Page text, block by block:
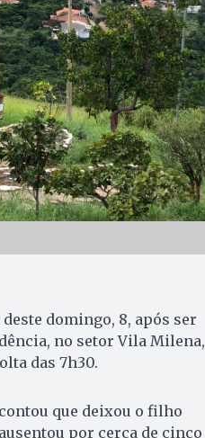
domingo, 8, após ser
no setor Vila Milena,
das 7h30.
que deixou o filho
por cerca de cinco